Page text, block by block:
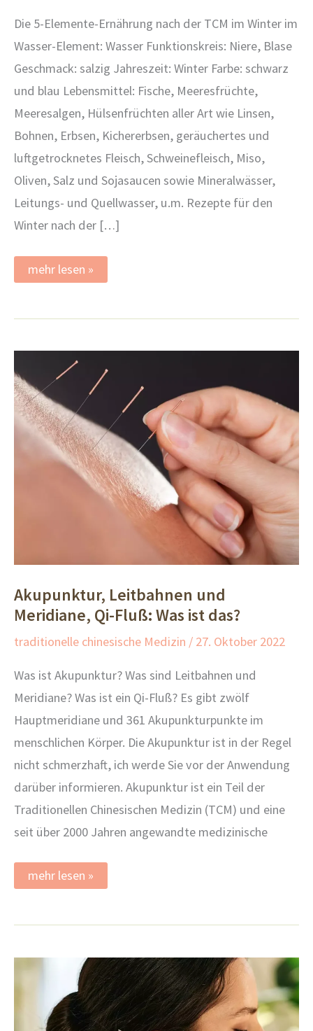
Die 5-Elemente-Ernährung nach der TCM im Winter im
Wasser-Element: Wasser Funktionskreis: Niere, Blase
Geschmack: salzig Jahreszeit: Winter Farbe: schwarz
und blau Lebensmittel: Fische, Meeresfrüchte,
Meeresalgen, Hülsenfrüchten aller Art wie Linsen,
Bohnen, Erbsen, Kichererbsen, geräuchertes und
luftgetrocknetes Fleisch, Schweinefleisch, Miso,
Oliven, Salz und Sojasaucen sowie Mineralwässer,
Leitungs- und Quellwasser, u.m. Rezepte für den
Winter nach der […]
Die
5-
nach
mehr lesen »
Akupunktur, Leitbahnen und
Meridiane, Qi-Fluß: Was ist das?
traditionelle chinesische Medizin / 27. Oktober 2022
Was ist Akupunktur? Was sind Leitbahnen und
Meridiane? Was ist ein Qi-Fluß? Es gibt zwölf
Hauptmeridiane und 361 Akupunkturpunkte im
menschlichen Körper. Die Akupunktur ist in der Regel
nicht schmerzhaft, ich werde Sie vor der Anwendung
darüber informieren. Akupunktur ist ein Teil der
Traditionellen Chinesischen Medizin (TCM) und eine
seit über 2000 Jahren angewandte medizinische
Akupunktur,
Leitbahnen
Qi-
ist
das?
mehr lesen »